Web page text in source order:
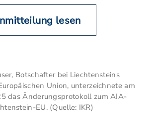
lesen
Botschafter bei Liechtensteins
Union, unterzeichnete am
das Änderungsprotokoll zum AIA-
EU. (Quelle: IKR)